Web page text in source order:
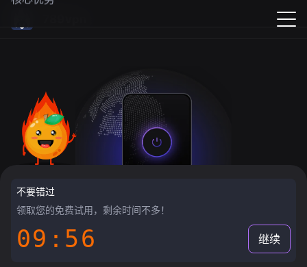
不要错过
领取您的免费试用，剩余时间不多！
09:55 继续